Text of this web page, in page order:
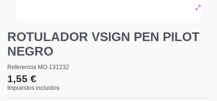
ROTULADOR VSIGN PEN PILOT
NEGRO
Referencia MO-131232
1,55 €
Impuestos incluidos